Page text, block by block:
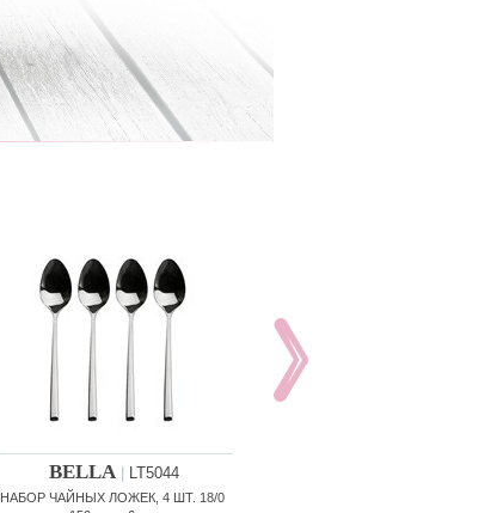
BELLA| LT5044
НАБОР ЧАЙНЫХ ЛОЖЕК, 4 ШТ. 18/0